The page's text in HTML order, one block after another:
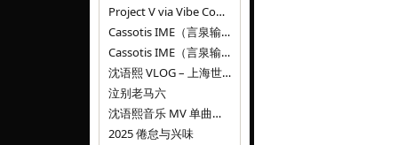
Project V via Vibe Coding
Cassotis IME（言泉输入法）阶段二
Cassotis IME（言泉输入法）
沈语熙 VLOG – 上海世博文化公园双子山
泣别老马六
沈语熙音乐 MV 单曲第三弹：代码与白T恤
2025 倦怠与兴味